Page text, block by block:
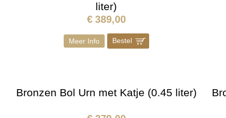
liter)
€ 389,00
Meer Info Bestel ]
Bronzen Bol Urn met Katje (0.45 liter)